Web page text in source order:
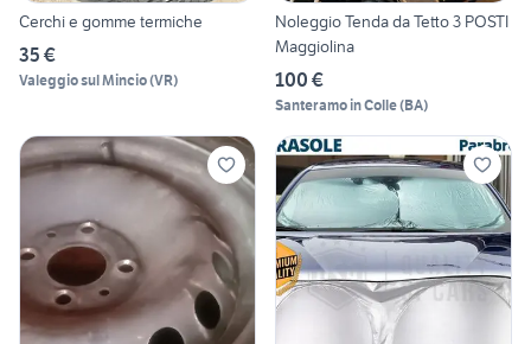
Cerchi e gomme termiche
35 €
Valeggio sul Mincio(VR)
Noleggio Tenda da Tetto 3 POSTI
Maggiolina
100 €
Santeramo in Colle(BA)